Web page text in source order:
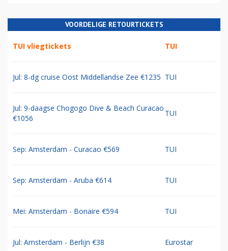
VOORDELIGE RETOURTICKETS
TUI vliegtickets TUI
Jul: 8-dg cruise Oost Middellandse Zee €1235 TUI
Jul: 9-daagse Chogogo Dive & Beach Curacao
€1056
TUI
Sep: Amsterdam - Curacao €569 TUI
Sep: Amsterdam - Aruba €614 TUI
Mei: Amsterdam - Bonaire €594 TUI
Jul: Amsterdam - Berlijn €38 Eurostar